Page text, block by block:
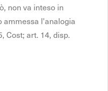
non va inteso in
ammessa l'analogia
Cost; art. 14, disp.